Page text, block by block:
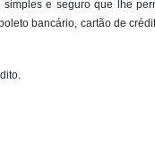
e seguro que lhe
bancário, cartão de